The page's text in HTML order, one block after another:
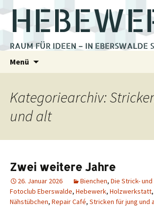
RAUM FÜR IDEEN – IN EBERSWALDE
Menü
Kategoriearchiv:
und alt
Zwei weitere Jahre
26. Januar 2026 Bienchen, Die Strick-
Fotoclub Eberswalde, Hebewerk, Holzwerkstatt,
Nähstübchen, Repair Café, Stricken für jung und